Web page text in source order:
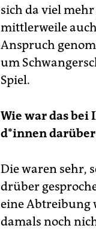
sich da viel
mittlerweile
Anspruch
um
Spiel.
Wie war das bei
d*in­nen
Die waren sehr,
drüber
eine Abtreibung
damals noch